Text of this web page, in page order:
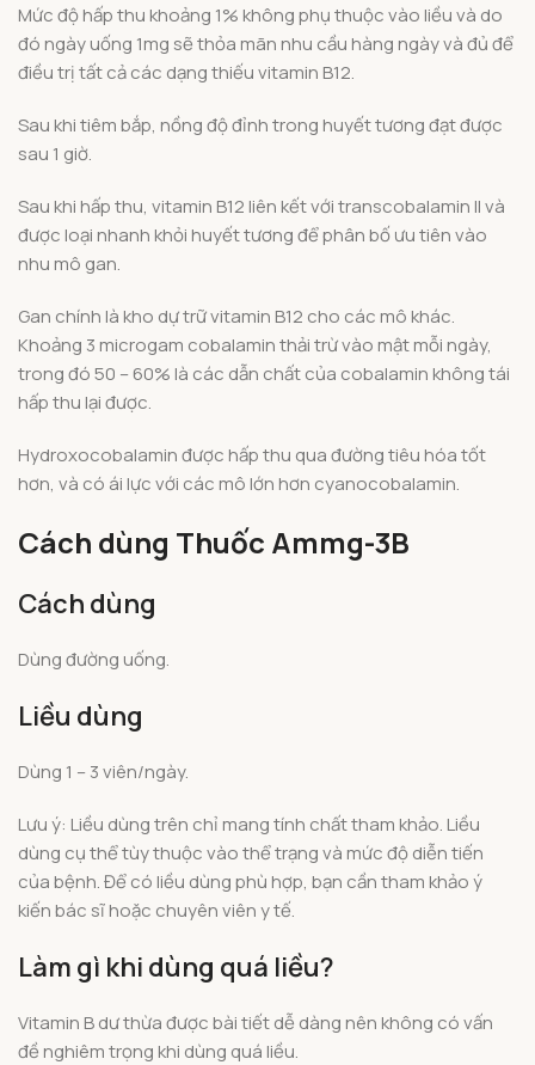
Mức độ hấp thu khoảng 1% không phụ thuộc vào liều và do
đó ngày uống 1mg sẽ thỏa mãn nhu cầu hàng ngày và đủ để
điều trị tất cả các dạng thiếu vitamin B12.
Sau khi tiêm bắp, nồng độ đỉnh trong huyết tương đạt được
sau 1 giờ.
Sau khi hấp thu, vitamin B12 liên kết với transcobalamin II và
được loại nhanh khỏi huyết tương để phân bố ưu tiên vào
nhu mô gan.
Gan chính là kho dự trữ vitamin B12 cho các mô khác.
Khoảng 3 microgam cobalamin thải trừ vào mật mỗi ngày,
trong đó 50 – 60% là các dẫn chất của cobalamin không tái
hấp thu lại được.
Hydroxocobalamin được hấp thu qua đường tiêu hóa tốt
hơn, và có ái lực với các mô lớn hơn cyanocobalamin.
Cách dùng Thuốc Ammg-3B
Cách dùng
Dùng đường uống.
Liều dùng
Dùng 1 – 3 viên/ngày.
Lưu ý: Liều dùng trên chỉ mang tính chất tham khảo. Liều
dùng cụ thể tùy thuộc vào thể trạng và mức độ diễn tiến
của bệnh. Để có liều dùng phù hợp, bạn cần tham khảo ý
kiến bác sĩ hoặc chuyên viên y tế.
Làm gì khi dùng quá liều?
Vitamin B dư thừa được bài tiết dễ dàng nên không có vấn
đề nghiêm trọng khi dùng quá liều.